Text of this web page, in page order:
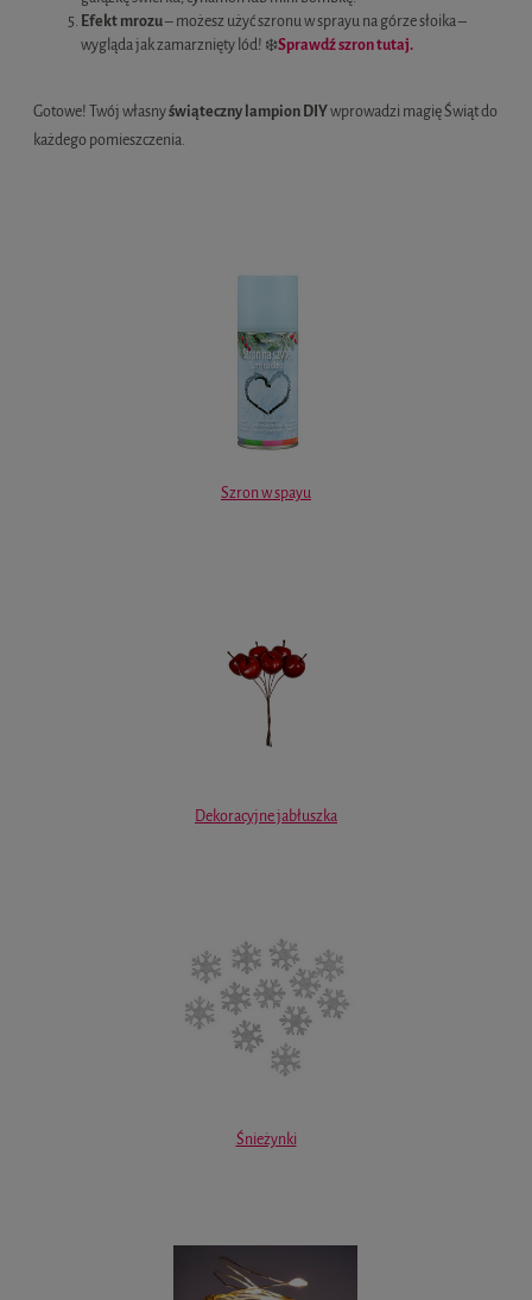
Efekt mrozu– możesz użyć szronu w sprayu na górze słoika –
wygląda jak zamarznięty lód! ❄️Sprawdź szron tutaj.
Gotowe! Twój własnyświąteczny lampion DIYwprowadzi magię Świąt do
każdego pomieszczenia.
Szron w spayu
Dekoracyjne jabłuszka
Śnieżynki